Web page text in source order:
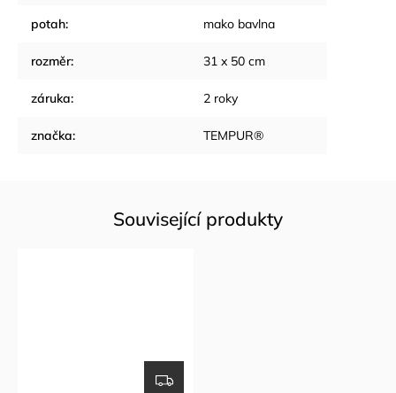
potah: mako bavlna
rozměr: 31 x 50 cm
záruka: 2 roky
značka: TEMPUR®
Související produkty